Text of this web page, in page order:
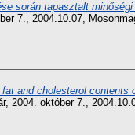
során tapasztalt
7., 2004.10.07,
fat and cholesterol contents
2004. október 7.,